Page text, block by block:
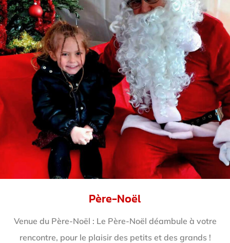
Père-Noël
Venue du Père-Noël : Le Père-Noël déambule à votre
rencontre, pour le plaisir des petits et des grands !